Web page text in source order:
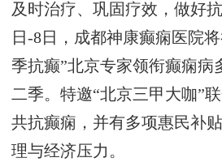
及时治疗、巩固疗效，做好
日-8日，成都神康癫痫医院
季抗癫”北京专家领衔癫痫病
二季。特邀“北京三甲大咖”
共抗癫痫，并有多项惠民补
理与经济压力。